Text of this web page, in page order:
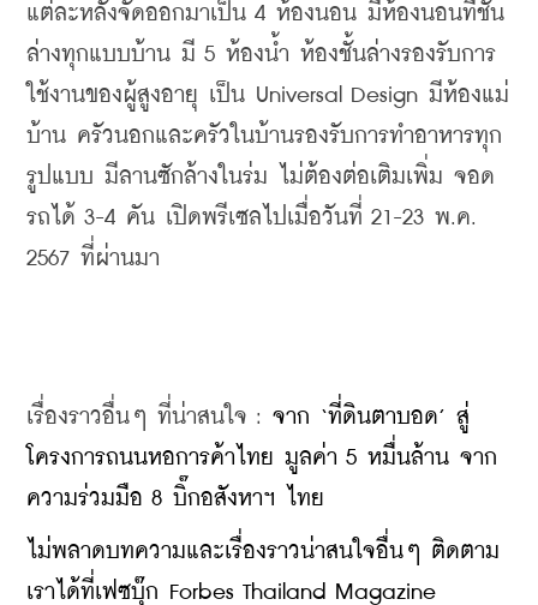
แต่ละหลังจัดออกมาเป็น 4 ห้องนอน มีห้องนอนที่ชั้น
ล่างทุกแบบบ้าน มี 5 ห้องน้ำ ห้องชั้นล่างรองรับการ
ใช้งานของผู้สูงอายุ เป็น Universal Design มีห้องแม่
บ้าน ครัวนอกและครัวในบ้านรองรับการทำอาหารทุก
รูปแบบ มีลานซักล้างในร่ม ไม่ต้องต่อเติมเพิ่ม จอด
รถได้ 3-4 คัน เปิดพรีเซลไปเมื่อวันที่ 21-23 พ.ค.
2567 ที่ผ่านมา
เรื่องราวอื่นๆ ที่น่าสนใจ : จาก ‘ที่ดินตาบอด’ สู่
โครงการถนนหอการค้าไทย มูลค่า 5 หมื่นล้าน จาก
ความร่วมมือ 8 บิ๊กอสังหาฯ ไทย
ไม่พลาดบทความและเรื่องราวน่าสนใจอื่นๆ ติดตาม
เราได้ที่เฟซบุ๊ก Forbes Thailand Magazine